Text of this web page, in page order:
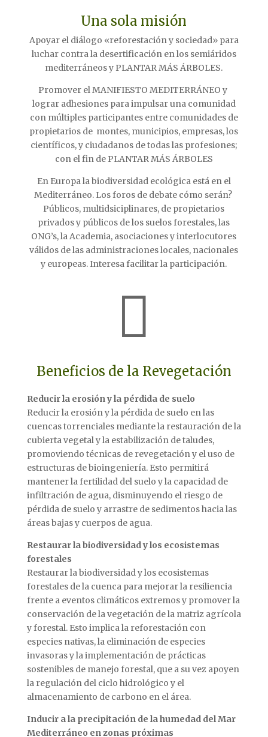
Una sola misión
Apoyar el diálogo «reforestación y sociedad» para
luchar contra la desertificación en los semiáridos
mediterráneos y PLANTAR MÁS ÁRBOLES.
Promover el MANIFIESTO MEDITERRÁNEO y
lograr adhesiones para impulsar una comunidad
con múltiples participantes entre comunidades de
propietarios de montes, municipios, empresas, los
científicos, y ciudadanos de todas las profesiones;
con el fin de PLANTAR MÁS ÁRBOLES
En Europa la biodiversidad ecológica está en el
Mediterráneo. Los foros de debate cómo serán?
Públicos, multidsiciplinares, de propietarios
privados y públicos de los suelos forestales, las
ONG’s, la Academia, asociaciones y interlocutores
válidos de las administraciones locales, nacionales
y europeas. Interesa facilitar la participación.

Beneficios de la Revegetación
Reducir la erosión y la pérdida de suelo
Reducir la erosión y la pérdida de suelo en las
cuencas torrenciales mediante la restauración de la
cubierta vegetal y la estabilización de taludes,
promoviendo técnicas de revegetación y el uso de
estructuras de bioingeniería. Esto permitirá
mantener la fertilidad del suelo y la capacidad de
infiltración de agua, disminuyendo el riesgo de
pérdida de suelo y arrastre de sedimentos hacia las
áreas bajas y cuerpos de agua.
Restaurar la biodiversidad y los ecosistemas
forestales
Restaurar la biodiversidad y los ecosistemas
forestales de la cuenca para mejorar la resiliencia
frente a eventos climáticos extremos y promover la
conservación de la vegetación de la matriz agrícola
y forestal. Esto implica la reforestación con
especies nativas, la eliminación de especies
invasoras y la implementación de prácticas
sostenibles de manejo forestal, que a su vez apoyen
la regulación del ciclo hidrológico y el
almacenamiento de carbono en el área.
Inducir a la precipitación de la humedad del Mar
Mediterráneo en zonas próximas